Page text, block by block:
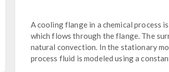
A cooling flange in a chemical process
which flows through the flange. The
natural convection. In the stationary
process fluid is modeled using a